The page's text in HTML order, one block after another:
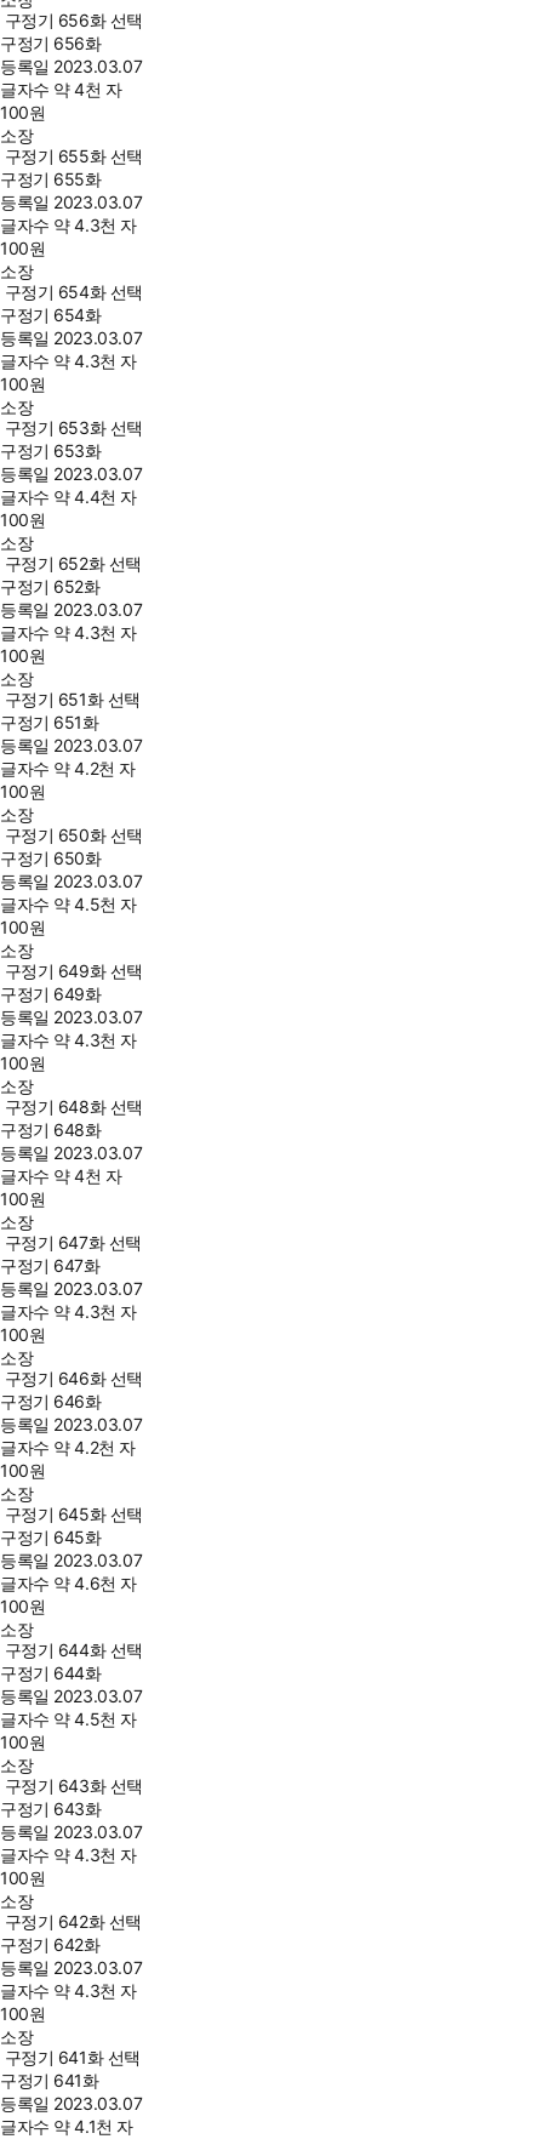
구정기 656화 선택
구정기 656화
등록일 2023.03.07
글자수 약 4천 자
100원
소장
구정기 655화 선택
구정기 655화
등록일 2023.03.07
글자수 약 4.3천 자
100원
소장
구정기 654화 선택
구정기 654화
등록일 2023.03.07
글자수 약 4.3천 자
100원
소장
구정기 653화 선택
구정기 653화
등록일 2023.03.07
글자수 약 4.4천 자
100원
소장
구정기 652화 선택
구정기 652화
등록일 2023.03.07
글자수 약 4.3천 자
100원
소장
구정기 651화 선택
구정기 651화
등록일 2023.03.07
글자수 약 4.2천 자
100원
소장
구정기 650화 선택
구정기 650화
등록일 2023.03.07
글자수 약 4.5천 자
100원
소장
구정기 649화 선택
구정기 649화
등록일 2023.03.07
글자수 약 4.3천 자
100원
소장
구정기 648화 선택
구정기 648화
등록일 2023.03.07
글자수 약 4천 자
100원
소장
구정기 647화 선택
구정기 647화
등록일 2023.03.07
글자수 약 4.3천 자
100원
소장
구정기 646화 선택
구정기 646화
등록일 2023.03.07
글자수 약 4.2천 자
100원
소장
구정기 645화 선택
구정기 645화
등록일 2023.03.07
글자수 약 4.6천 자
100원
소장
구정기 644화 선택
구정기 644화
등록일 2023.03.07
글자수 약 4.5천 자
100원
소장
구정기 643화 선택
구정기 643화
등록일 2023.03.07
글자수 약 4.3천 자
100원
소장
구정기 642화 선택
구정기 642화
등록일 2023.03.07
글자수 약 4.3천 자
100원
소장
구정기 641화 선택
구정기 641화
등록일 2023.03.07
글자수 약 4.1천 자